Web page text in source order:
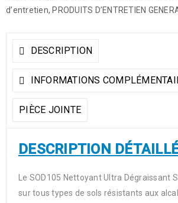
d’entretien, PRODUITS D’ENTRETIEN
DESCRIPTION
INFORMATIONS
PIÈCE JOINTE
DESCRIPTION
Le SOD105 Nettoyant Ultra Dégraissant
sur tous types de sols résistants aux